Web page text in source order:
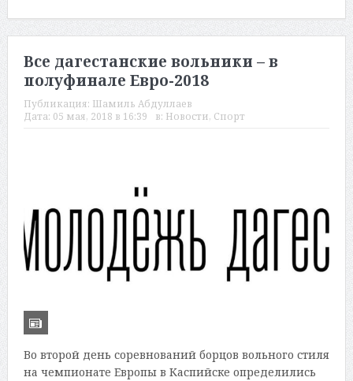
Все дагестанские вольники – в
полуфинале Евро-2018
Публикация: Шамиль Абдуллаев
Дата: 05 мая, 2018 в 16:39 в: Новости, Спорт
Во второй день соревнований борцов вольного стиля
на чемпионате Европы в Каспийске определились